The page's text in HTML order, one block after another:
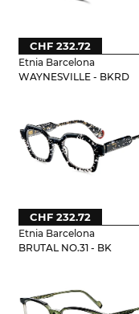
Etnia Barcelona
WAYNESVILLE - BKRD
CHF 232.72
Etnia Barcelona
BRUTAL NO.31 - BK
CHF 232.72